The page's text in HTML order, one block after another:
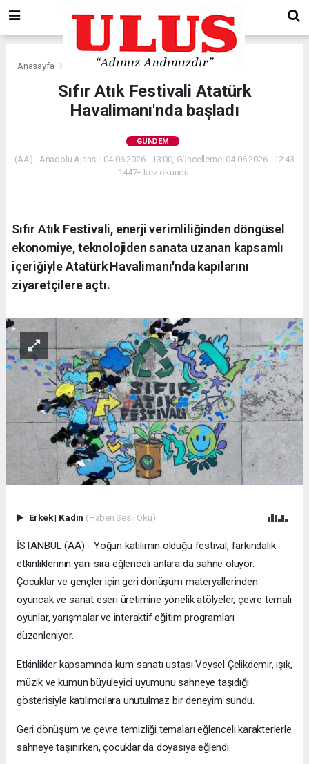
Anasayfa Gündem
Sıfır Atık Festivali Atatürk
Havalimanı'nda başladı
GÜNDEM
(AA) - Anadolu Ajansı | 04.06.2026 - 13:00, Güncelleme: 04.06.2026 - 12:43
1447+ kez okundu.
Sıfır Atık Festivali, enerji verimliliğinden döngüsel
ekonomiye, teknolojiden sanata uzanan kapsamlı
içeriğiyle Atatürk Havalimanı'nda kapılarını
ziyaretçilere açtı.
Erkek| Kadın (Haberi Sesli Oku)
İSTANBUL (AA) - Yoğun katılımın olduğu festival, farkındalık
etkinliklerinin yanı sıra eğlenceli anlara da sahne oluyor.
Çocuklar ve gençler için geri dönüşüm materyallerinden
oyuncak ve sanat eseri üretimine yönelik atölyeler, çevre temalı
oyunlar, yarışmalar ve interaktif eğitim programları
düzenleniyor.
Etkinlikler kapsamında kum sanatı ustası Veysel Çelikdemir, ışık,
müzik ve kumun büyüleyici uyumunu sahneye taşıdığı
gösterisiyle katılımcılara unutulmaz bir deneyim sundu.
Geri dönüşüm ve çevre temizliği temaları eğlenceli karakterlerle
sahneye taşınırken, çocuklar da doyasıya eğlendi.